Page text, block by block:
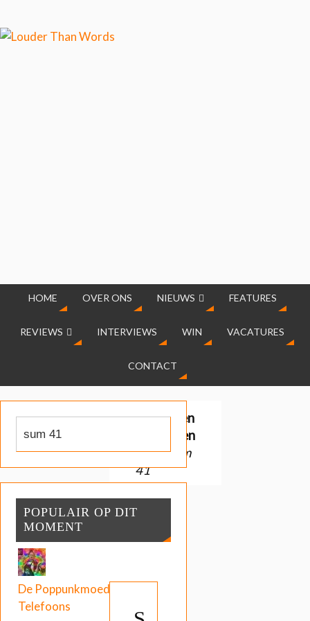
HOME OVER ONS NIEUWS FEATURES
REVIEWS INTERVIEWS WIN VACATURES
CONTACT
Gevonden
resultaten
voor:sum
41
POPULAIR OP DIT
MOMENT
De Poppunkmoeder:
Telefoons